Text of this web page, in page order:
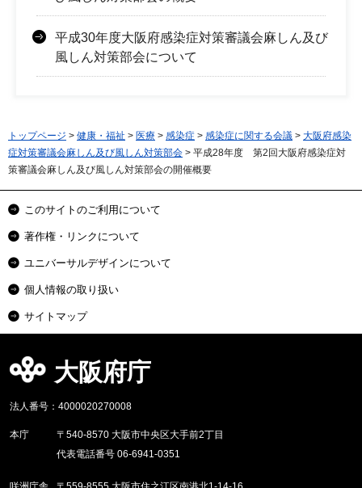
平成30年度大阪府感染症対策審議会麻しん及び
風しん対策部会について
トップページ > 健康・福祉 > 医療 > 感染症 > 感染症に関する会議 > 大阪府感染
症対策審議会麻しん及び風しん対策部会 > 平成28年度 第2回大阪府感染症対
策審議会麻しん及び風しん対策部会の開催概要
このサイトのご利用について
著作権・リンクについて
ユニバーサルデザインについて
個人情報の取り扱い
サイトマップ
大阪府庁
法人番号：4000020270008
本庁
〒540-8570 大阪市中央区大手前2丁目
代表電話番号 06-6941-0351